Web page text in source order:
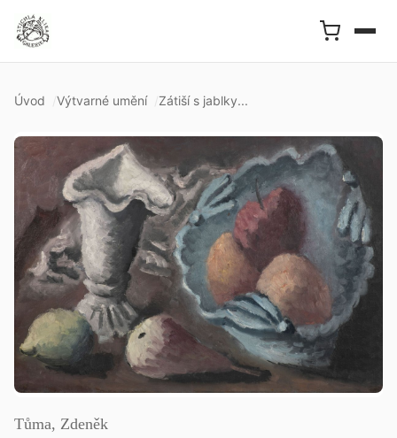
Úvod Výtvarné umění Zátiší s jablky...
Tůma, Zdeněk